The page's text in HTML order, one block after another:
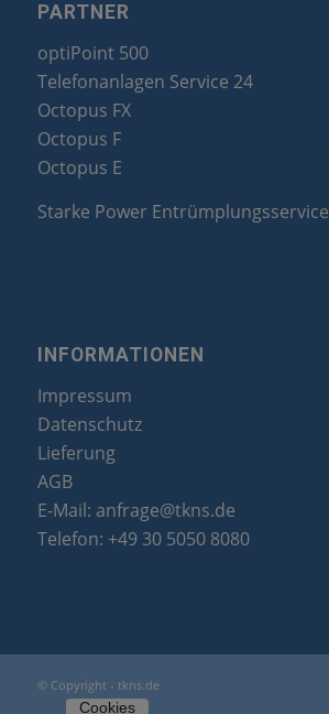
PARTNER
optiPoint 500
Telefonanlagen Service 24
Octopus FX
Octopus F
Octopus E
Starke Power Entrümplungsservice
INFORMATIONEN
Impressum
Datenschutz
Lieferung
AGB
E-Mail: anfrage@tkns.de
Telefon: +49 30 5050 8080
© Copyright - tkns.de
Cookies